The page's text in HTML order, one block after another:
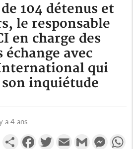
104 détenus et
le responsable
en charge des
échange avec
qui
inquiétude
a 4 ans
PartagerFacebookTwitterEmail Gmail